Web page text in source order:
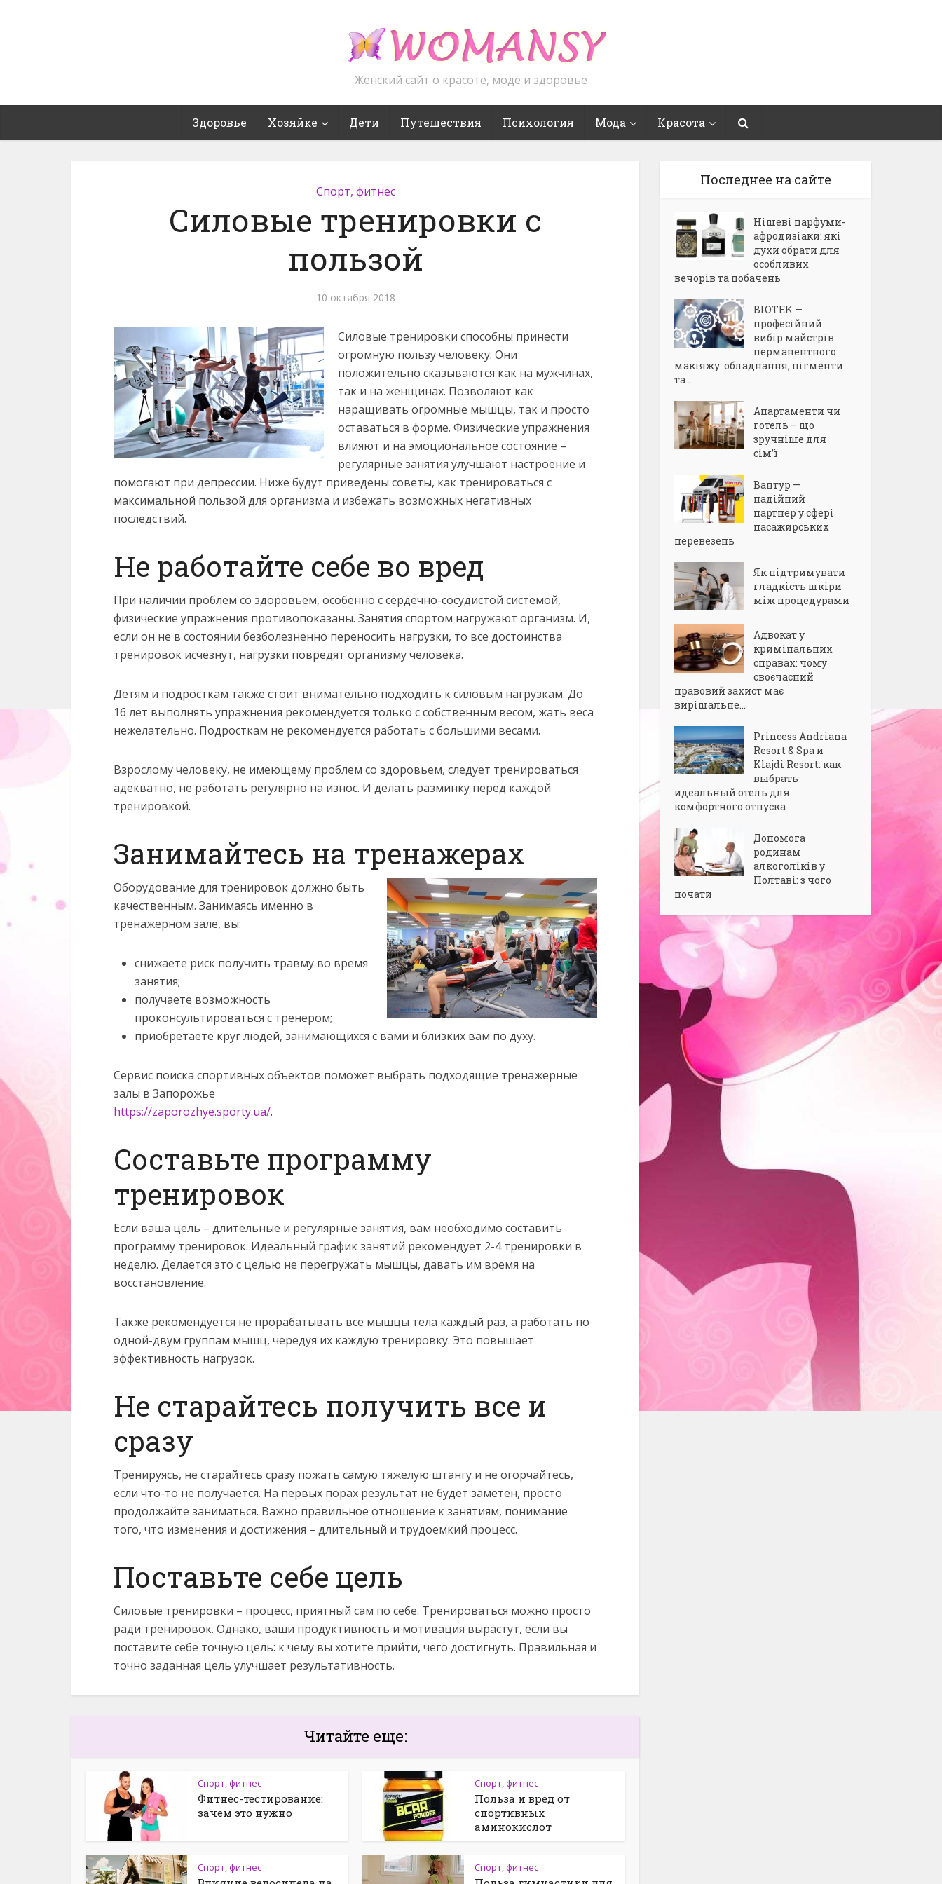
Женский сайт о красоте, моде и здоровье
Здоровье Хозяйке Дети Путешествия Психология Мода Красота
Спорт, фитнес
Силовые тренировки с
пользой
10 октября 2018
Силовые тренировки способны принести
огромную пользу человеку. Они
положительно сказываются как на мужчинах,
так и на женщинах. Позволяют как
наращивать огромные мышцы, так и просто
оставаться в форме. Физические упражнения
влияют и на эмоциональное состояние –
регулярные занятия улучшают настроение и
помогают при депрессии. Ниже будут приведены советы, как тренироваться с
максимальной пользой для организма и избежать возможных негативных
последствий.
Не работайте себе во вред
При наличии проблем со здоровьем, особенно с сердечно-сосудистой системой,
физические упражнения противопоказаны. Занятия спортом нагружают организм. И,
если он не в состоянии безболезненно переносить нагрузки, то все достоинства
тренировок исчезнут, нагрузки повредят организму человека.
Детям и подросткам также стоит внимательно подходить к силовым нагрузкам. До
16 лет выполнять упражнения рекомендуется только с собственным весом, жать веса
нежелательно. Подросткам не рекомендуется работать с большими весами.
Взрослому человеку, не имеющему проблем со здоровьем, следует тренироваться
адекватно, не работать регулярно на износ. И делать разминку перед каждой
тренировкой.
Занимайтесь на тренажерах
Оборудование для тренировок должно быть
качественным. Занимаясь именно в
тренажерном зале, вы:
снижаете риск получить травму во время
занятия;
получаете возможность
проконсультироваться с тренером;
приобретаете круг людей, занимающихся с вами и близких вам по духу.
Сервис поиска спортивных объектов поможет выбрать подходящие тренажерные
залы в Запорожье
https://zaporozhye.sporty.ua/.
Составьте программу
тренировок
Если ваша цель – длительные и регулярные занятия, вам необходимо составить
программу тренировок. Идеальный график занятий рекомендует 2-4 тренировки в
неделю. Делается это с целью не перегружать мышцы, давать им время на
восстановление.
Также рекомендуется не прорабатывать все мышцы тела каждый раз, а работать по
одной-двум группам мышц, чередуя их каждую тренировку. Это повышает
эффективность нагрузок.
Не старайтесь получить все и
сразу
Тренируясь, не старайтесь сразу пожать самую тяжелую штангу и не огорчайтесь,
если что-то не получается. На первых порах результат не будет заметен, просто
продолжайте заниматься. Важно правильное отношение к занятиям, понимание
того, что изменения и достижения – длительный и трудоемкий процесс.
Поставьте себе цель
Силовые тренировки – процесс, приятный сам по себе. Тренироваться можно просто
ради тренировок. Однако, ваши продуктивность и мотивация вырастут, если вы
поставите себе точную цель: к чему вы хотите прийти, чего достигнуть. Правильная и
точно заданная цель улучшает результативность.
Читайте еще:
Спорт, фитнес
Фитнес-тестирование:
зачем это нужно
Спорт, фитнес
Польза и вред от
спортивных
аминокислот
Спорт, фитнес Спорт, фитнес
Последнее на сайте
Нішеві парфуми-
афродизіаки: які
духи обрати для
особливих
вечорів та побачень
BIOTEK —
професійний
вибір майстрів
перманентного
макіяжу: обладнання, пігменти
та...
Апартаменти чи
готель – що
зручніше для
сім’ї
Вантур —
надійний
партнер у сфері
пасажирських
перевезень
Як підтримувати
гладкість шкіри
між процедурами
Адвокат у
кримінальних
справах: чому
своєчасний
правовий захист має
вирішальне...
Princess Andriana
Resort & Spa и
Klajdi Resort: как
выбрать
идеальный отель для
комфортного отпуска
Допомога
родинам
алкоголіків у
Полтаві: з чого
почати